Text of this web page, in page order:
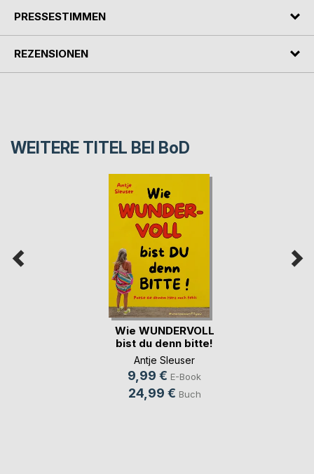
PRESSESTIMMEN
REZENSIONEN
WEITERE TITEL BEI BoD
Wie WUNDERVOLL
bist du denn bitte!
Antje Sleuser
9,99 € E-Book
24,99 € Buch